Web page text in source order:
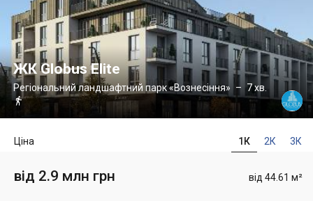
ЖК Globus Elite
Регіональний ландшафтний парк «Вознесіння» – 7 хв.

1К 2К 3К
Ціна
від 44.61 м²
від 2.9 млн грн